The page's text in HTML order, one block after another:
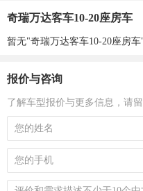
奇瑞万达客车10-20座房车
暂无"奇瑞万达客车10-20座房
报价与咨询
了解车型报价与更多信息，请留